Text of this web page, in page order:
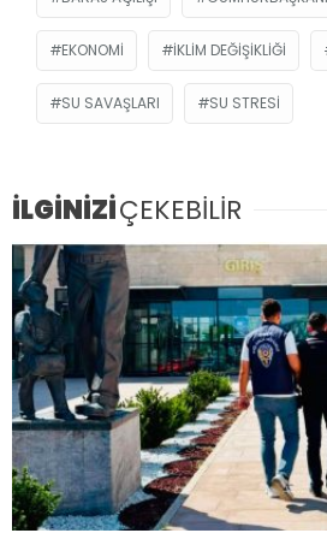
EKONOMI İKLIM DEĞIŞIKLIĞI
SU SAVAŞLARI SU STRESI
İLGİNİZİÇEKEBİLİR